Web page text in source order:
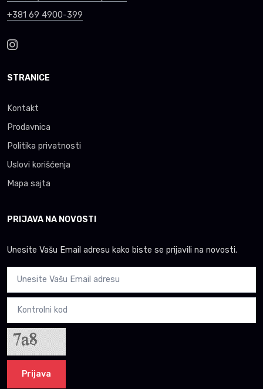
+381 69 4900-399
STRANICE
Kontakt
Prodavnica
Politika privatnosti
Uslovi korišćenja
Mapa sajta
PRIJAVA NA NOVOSTI
Unesite Vašu Email adresu kako biste se prijavili na novosti.
Prijava